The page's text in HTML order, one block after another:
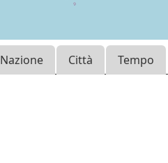
Nazione Città Tempo